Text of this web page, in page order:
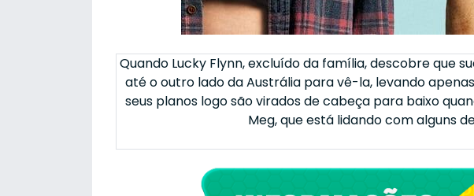
Quando Lucky Flynn, excluído da família, descobre que
até o outro lado da Austrália para vê-la, levando
seus planos logo são virados de cabeça para baixo
Meg, que está lidando com alguns